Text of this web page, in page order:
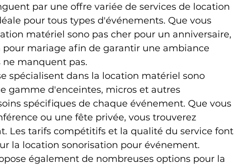
par une offre variée de services de location
pour tous types d'événements. Que vous
matériel sono pas cher pour un anniversaire,
mariage afin de garantir une ambiance
manquent pas.
spécialisent dans la location matériel sono
gamme d'enceintes, micros et autres
spécifiques de chaque événement. Que vous
ou une fête privée, vous trouverez
Les tarifs compétitifs et la qualité du service font
la location sonorisation pour événement.
également de nombreuses options pour la